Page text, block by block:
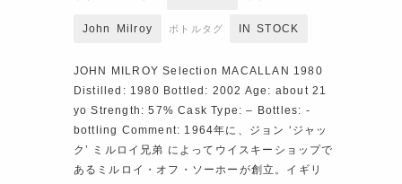
John Milroy ボトルタグ IN STOCK
JOHN MILROY Selection MACALLAN 1980
Distilled: 1980 Bottled: 2002 Age: about 21
yo Strength: 57% Cask Type: – Bottles: ‐
bottling Comment: 1964年に、ジョン ‘ジャッ
ク’ ミルロイ兄弟 によってウイスキーショップで
あるミルロイ・オフ・ソーホーが創立。イギリ